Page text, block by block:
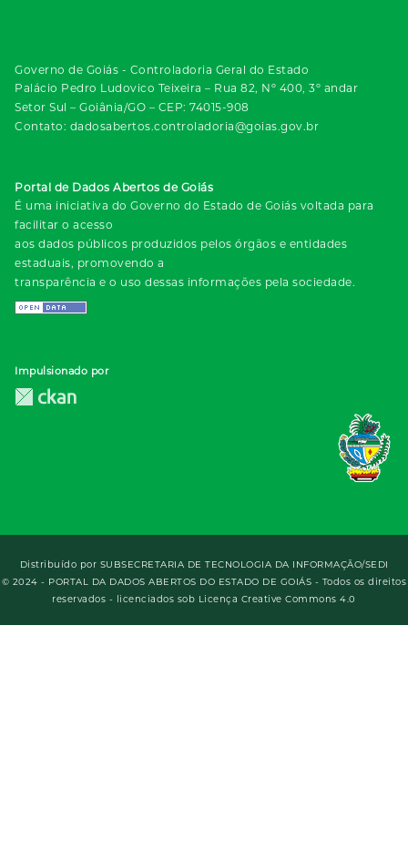
Governo de Goiás - Controladoria Geral do Estado
Palácio Pedro Ludovico Teixeira – Rua 82, Nº 400, 3º andar
Setor Sul – Goiânia/GO – CEP: 74015-908
Contato: dadosabertos.controladoria@goias.gov.br
Portal de Dados Abertos de Goiás
É uma iniciativa do Governo do Estado de Goiás voltada para
facilitar o acesso
aos dados públicos produzidos pelos órgãos e entidades
estaduais, promovendo a
transparência e o uso dessas informações pela sociedade.
Impulsionado por
Distribuído por SUBSECRETARIA DE TECNOLOGIA DA INFORMAÇÃO/SEDI
© 2024 - PORTAL DA DADOS ABERTOS DO ESTADO DE GOIÁS - Todos os direitos
reservados - licenciados sob Licença Creative Commons 4.0